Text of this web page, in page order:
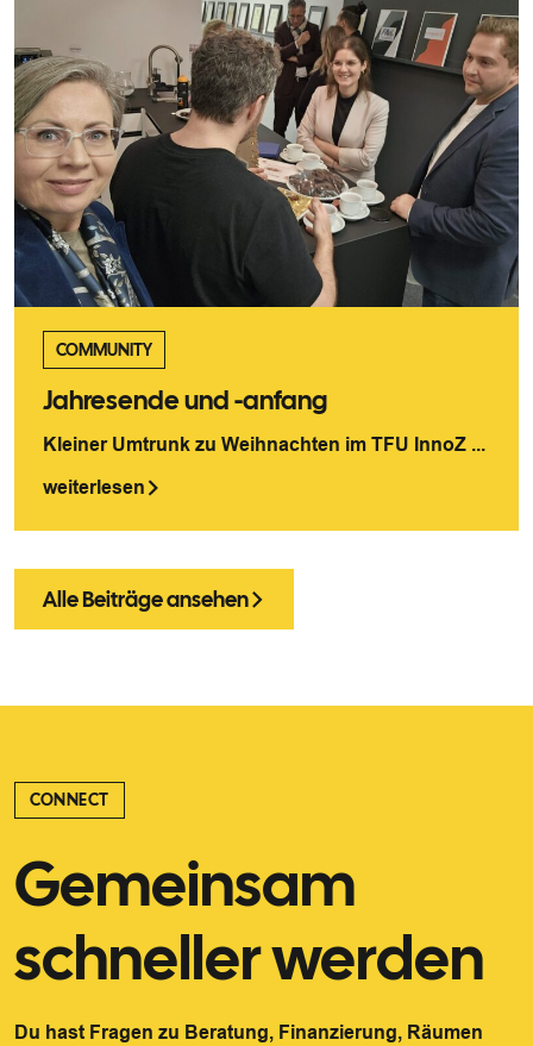
COMMUNITY
Jahresende und -anfang
Kleiner Umtrunk zu Weihnachten im TFU InnoZ ...
weiterlesen
Alle Beiträge ansehen
CONNECT
Gemeinsam
schneller werden
Du hast Fragen zu Beratung, Finanzierung, Räumen